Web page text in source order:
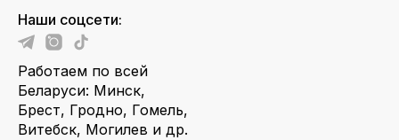
Наши соцсети:
Работаем по всей
Беларуси: Минск,
Брест, Гродно, Гомель,
Витебск, Могилев и др.